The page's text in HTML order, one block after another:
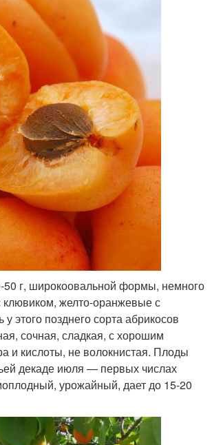
г, широкоовальной формы, немного
клювиком, желто-оранжевые с
этого позднего сорта абрикосов
сочная, сладкая, с хорошим
и кислоты, не волокнистая. Плоды
декаде июля — первых числах
урожайный, дает до 15-20